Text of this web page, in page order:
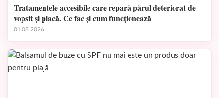
Tratamentele accesibile care repară părul deteriorat de
vopsit și placă. Ce fac și cum funcționează
01.08.2026